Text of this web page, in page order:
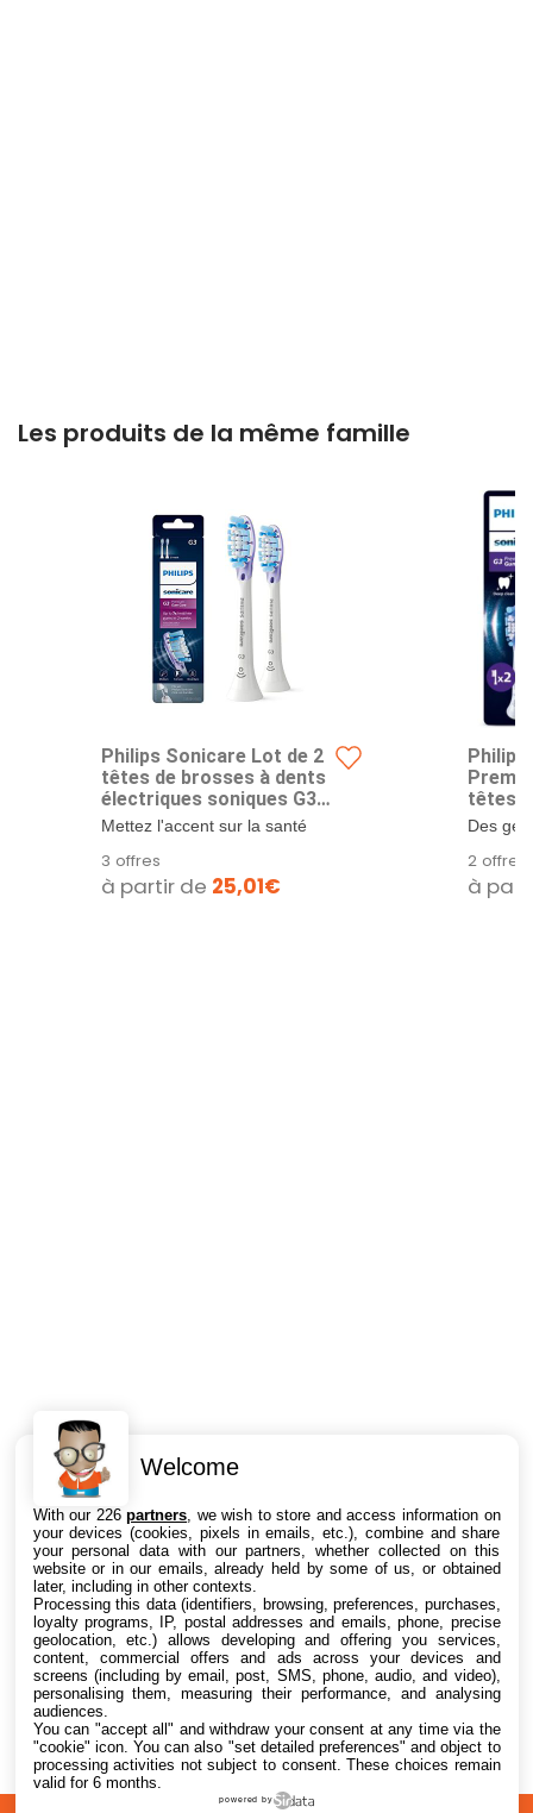
Les produits de la même famille
Philips Sonicare Lot de 2
têtes de brosses à dents
électriques soniques G3
Premium Gum Care pour
gencives, Blanc (Modèle
HX9054/17)
Mettez l'accent sur la santé
brosse...
3 offres
à partir de 25,01€
Philips
têtes
de
blanc,
Des
2 offres
à
Intéressant ? Partagez !
Welcome
With our 226partners , we wish to store and access information on
your devices (cookies, pixels in emails, etc.), combine and share
your personal data with our partners, whether collected on this
website or in our emails, already held by some of us, or obtained
later, including in other contexts.
Processing this data (identifiers, browsing, preferences, purchases,
loyalty programs, IP, postal addresses and emails, phone, precise
geolocation, etc.) allows developing and offering you services,
content, commercial offers and ads across your devices and
screens (including by email, post, SMS, phone, audio, and video),
personalising them, measuring their performance, and analysing
audiences.
You can "accept all" and withdraw your consent at any time via the
"cookie" icon. You can also "set detailed preferences" and object to
processing activities not subject to consent. These choices remain
valid for 6 months.
powered by